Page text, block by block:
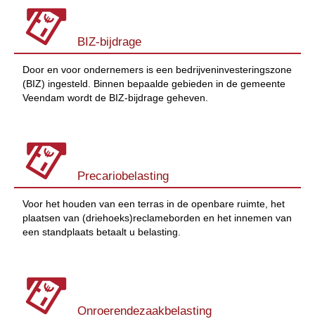
BIZ-bijdrage
Door en voor ondernemers is een bedrijveninvesteringszone
(BIZ) ingesteld. Binnen bepaalde gebieden in de gemeente
Veendam wordt de BIZ-bijdrage geheven.
Precariobelasting
Voor het houden van een terras in de openbare ruimte, het
plaatsen van (driehoeks)reclameborden en het innemen van
een standplaats betaalt u belasting.
Onroerendezaakbelasting